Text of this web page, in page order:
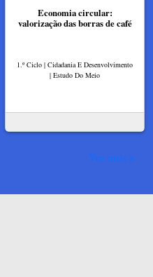
Economia circular:
valorização das borras de café
1.º Ciclo | Cidadania E Desenvolvimento
| Estudo Do Meio
Ver mais